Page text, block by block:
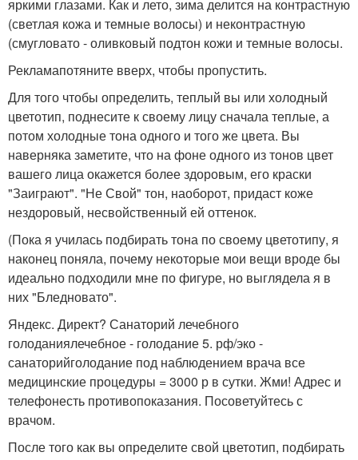
яркими глазами. Как и лето, зима делится на контрастную
(светлая кожа и темные волосы) и неконтрастную
(смугловато - оливковый подтон кожи и темные волосы.
Рекламапотяните вверх, чтобы пропустить.
Для того чтобы определить, теплый вы или холодный
цветотип, поднесите к своему лицу сначала теплые, а
потом холодные тона одного и того же цвета. Вы
наверняка заметите, что на фоне одного из тонов цвет
вашего лица окажется более здоровым, его краски
"Заиграют". "Не Свой" тон, наоборот, придаст коже
нездоровый, несвойственный ей оттенок.
(Пока я училась подбирать тона по своему цветотипу, я
наконец поняла, почему некоторые мои вещи вроде бы
идеально подходили мне по фигуре, но выглядела я в
них "Бледновато".
Яндекс. Директ? Санаторий лечебного
голоданиялечебное - голодание 5. рф/эко -
санаторийголодание под наблюдением врача все
медицинские процедуры = 3000 р в сутки. Жми! Адрес и
телефонесть противопоказания. Посоветуйтесь с
врачом.
После того как вы определите свой цветотип, подбирать